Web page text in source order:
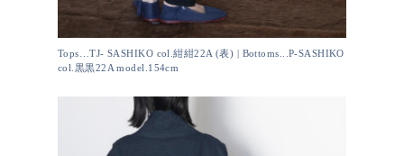
Tops…TJ- SASHIKO col.紺紺22A (表) | Bottoms...P-SASHIKO
col.黒黒22A model.154cm